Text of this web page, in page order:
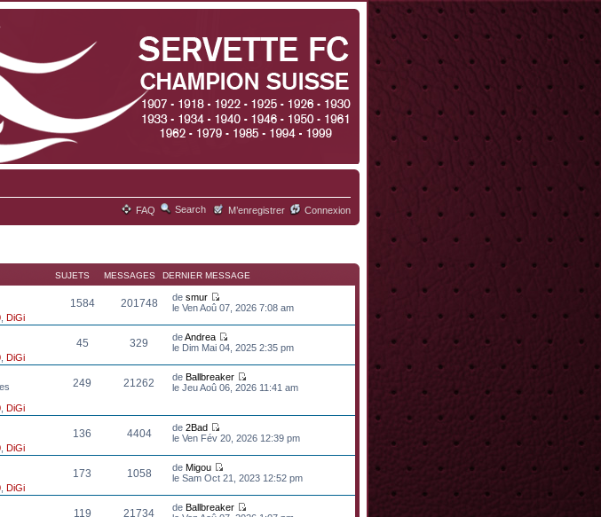
FAQ Search M’enregistrer Connexion
SUJETS MESSAGES DERNIER MESSAGE
DiGi
1584 201748 desmur
le Ven Aoû 07, 2026 7:08 am
DiGi
45 329 deAndrea
le Dim Mai 04, 2025 2:35 pm
DiGi
249 21262 deBallbreaker
le Jeu Aoû 06, 2026 11:41 am
DiGi
136 4404 de2Bad
le Ven Fév 20, 2026 12:39 pm
DiGi
173 1058 deMigou
le Sam Oct 21, 2023 12:52 pm
119 21734 deBallbreaker